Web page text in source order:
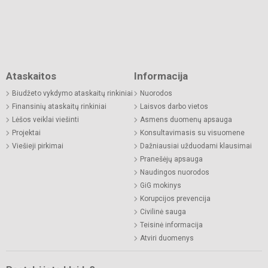
Ataskaitos
Biudžeto vykdymo ataskaitų rinkiniai
Finansinių ataskaitų rinkiniai
Lėšos veiklai viešinti
Projektai
Viešieji pirkimai
Informacija
Nuorodos
Laisvos darbo vietos
Asmens duomenų apsauga
Konsultavimasis su visuomene
Dažniausiai užduodami klausimai
Pranešėjų apsauga
Naudingos nuorodos
GiG mokinys
Korupcijos prevencija
Civilinė sauga
Teisinė informacija
Atviri duomenys